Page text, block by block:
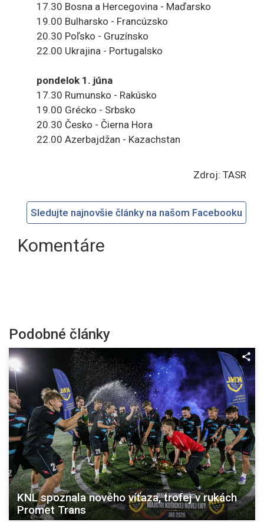
17.30 Bosna a Hercegovina - Maďarsko
19.00 Bulharsko - Francúzsko
20.30 Poľsko - Gruzínsko
22.00 Ukrajina - Portugalsko
pondelok 1. júna
17.30 Rumunsko - Rakúsko
19.00 Grécko - Srbsko
20.30 Česko - Čierna Hora
22.00 Azerbajdžan - Kazachstan
Zdroj: TASR
Sledujte najnovšie články na našom Facebooku
Komentáre
Podobné články
KNL spoznala nového víťaza, trofej v rukách
Promet Trans